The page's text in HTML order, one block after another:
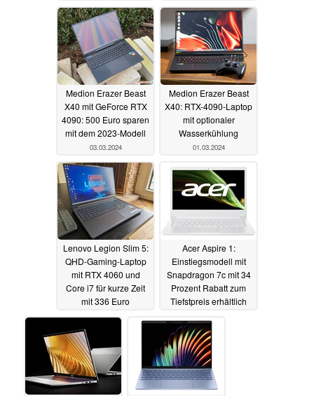
04.03.2024
Medion Erazer Beast
X40 mit GeForce RTX
4090: 500 Euro sparen
mit dem 2023-Modell
03.03.2024
Medion Erazer Beast
X40: RTX-4090-Laptop
mit optionaler
Wasserkühlung
01.03.2024
Lenovo Legion Slim 5:
QHD-Gaming-Laptop
mit RTX 4060 und
Core i7 für kurze Zeit
mit 336 Euro
29.02.2024
Acer Aspire 1:
Einstiegsmodell mit
Snapdragon 7c mit 34
Prozent Rabatt zum
Tiefstpreis erhältlich